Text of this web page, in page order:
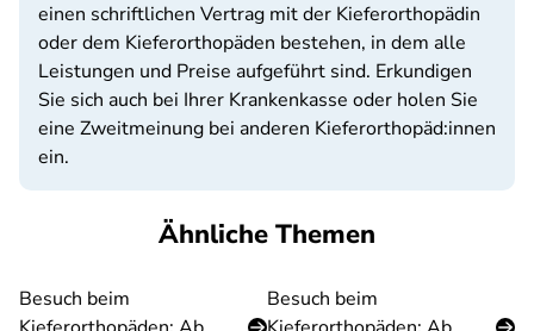
einen schriftlichen Vertrag mit der Kieferorthopädin
oder dem Kieferorthopäden bestehen, in dem alle
Leistungen und Preise aufgeführt sind. Erkundigen
Sie sich auch bei Ihrer Krankenkasse oder holen Sie
eine Zweitmeinung bei anderen Kieferorthopäd:innen
ein.
Ähnliche Themen
Besuch beim
Besuch beim